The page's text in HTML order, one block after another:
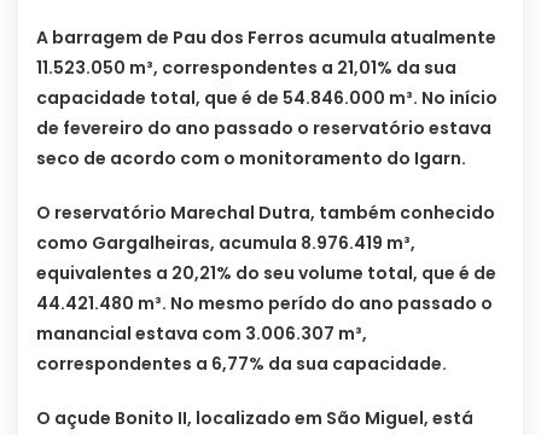
A barragem de Pau dos Ferros acumula atualmente
11.523.050 m³, correspondentes a 21,01% da sua
capacidade total, que é de 54.846.000 m³. No início
de fevereiro do ano passado o reservatório estava
seco de acordo com o monitoramento do Igarn.
O reservatório Marechal Dutra, também conhecido
como Gargalheiras, acumula 8.976.419 m³,
equivalentes a 20,21% do seu volume total, que é de
44.421.480 m³. No mesmo perído do ano passado o
manancial estava com 3.006.307 m³,
correspondentes a 6,77% da sua capacidade.
O açude Bonito II, localizado em São Miguel, está